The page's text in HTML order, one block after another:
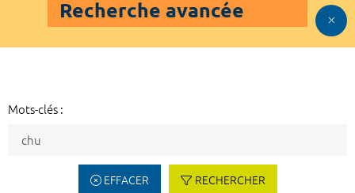
Recherche avancée
Mots-clés :
EFFACER RECHERCHER